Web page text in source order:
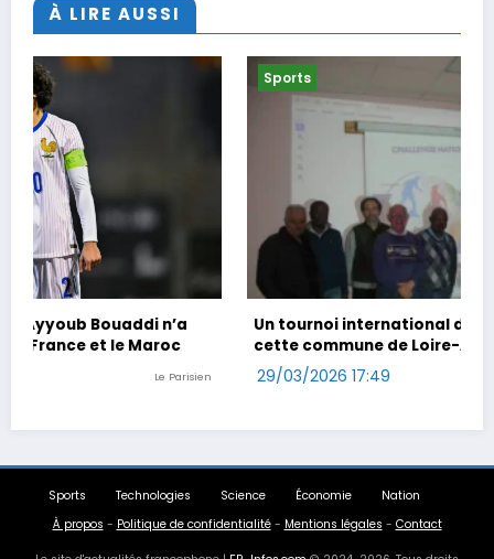
À LIRE AUSSI
Sports
Un tournoi international de foot en marchant dans
cette commune de Loire-Atlantique
29/03/2026 17:49 Ouest-France
Sports Technologies Science Économie
Nation
À propos - Politique de confidentialité- Mentions légales - Contact